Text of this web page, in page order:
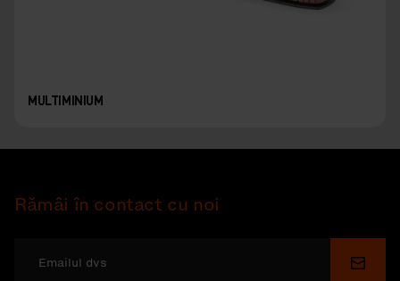
MULTIMINIUM
Rămâi în contact cu noi